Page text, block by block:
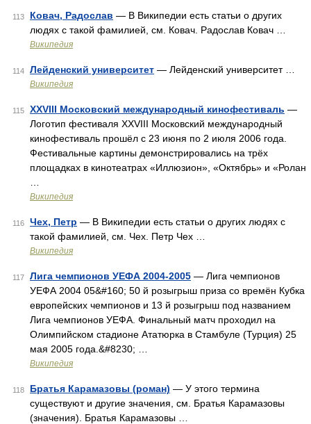
113 Ковач, Радослав — В Википедии есть статьи о других
людях с такой фамилией, см. Ковач. Радослав Ковач …
Википедия
114 Лейденский университет — Лейденский университет …
Википедия
115 XXVIII Московский международный кинофестиваль —
Логотип фестиваля XXVIII Московский международный
кинофестиваль прошёл с 23 июня по 2 июля 2006 года.
Фестивальные картины демонстрировались на трёх
площадках в кинотеатрах «Иллюзион», «Октябрь» и «Ролан
Википедия
116 Чех, Петр — В Википедии есть статьи о других людях с
такой фамилией, см. Чех. Петр Чех …
Википедия
117 Лига чемпионов УЕФА 2004-2005 — Лига чемпионов
УЕФА 2004 05&#160; 50 й розыгрыш приза со времён Кубка
европейских чемпионов и 13 й розыгрыш под названием
Лига чемпионов УЕФА. Финальный матч проходил на
Олимпийском стадионе Ататюрка в Стамбуле (Турция) 25
мая 2005 года.&#8230; …
Википедия
118 Братья Карамазовы (роман) — У этого термина
существуют и другие значения, см. Братья Карамазовы
(значения). Братья Карамазовы …